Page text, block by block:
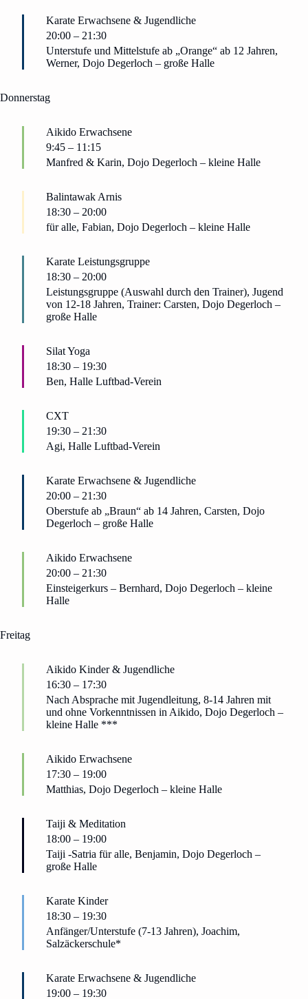
Karate Erwachsene & Jugendliche
20:00 – 21:30
Unterstufe und Mittelstufe ab „Orange“ ab 12 Jahren,
Werner, Dojo Degerloch – große Halle
Donnerstag
Aikido Erwachsene
9:45 – 11:15
Manfred & Karin, Dojo Degerloch – kleine Halle
Balintawak Arnis
18:30 – 20:00
für alle, Fabian, Dojo Degerloch – kleine Halle
Karate Leistungsgruppe
18:30 – 20:00
Leistungsgruppe (Auswahl durch den Trainer), Jugend
von 12-18 Jahren, Trainer: Carsten, Dojo Degerloch –
große Halle
Silat Yoga
18:30 – 19:30
Ben, Halle Luftbad-Verein
CXT
19:30 – 21:30
Agi, Halle Luftbad-Verein
Karate Erwachsene & Jugendliche
20:00 – 21:30
Oberstufe ab „Braun“ ab 14 Jahren, Carsten, Dojo
Degerloch – große Halle
Aikido Erwachsene
20:00 – 21:30
Einsteigerkurs – Bernhard, Dojo Degerloch – kleine
Halle
Freitag
Aikido Kinder & Jugendliche
16:30 – 17:30
Nach Absprache mit Jugendleitung, 8-14 Jahren mit
und ohne Vorkenntnissen in Aikido, Dojo Degerloch –
kleine Halle ***
Aikido Erwachsene
17:30 – 19:00
Matthias, Dojo Degerloch – kleine Halle
Taiji & Meditation
18:00 – 19:00
Taiji -Satria für alle, Benjamin, Dojo Degerloch –
große Halle
Karate Kinder
18:30 – 19:30
Anfänger/Unterstufe (7-13 Jahren), Joachim,
Salzäckerschule*
Karate Erwachsene & Jugendliche
19:00 – 19:30